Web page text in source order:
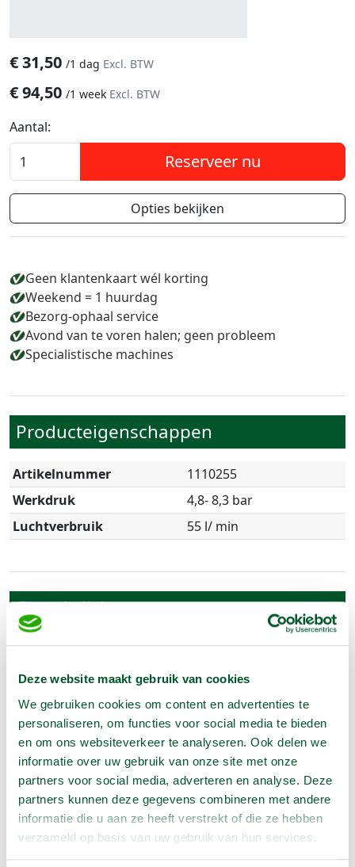
Deze website maakt gebruik van cookies
We gebruiken cookies om content en advertenties te
personaliseren, om functies voor social media te bieden
en om ons websiteverkeer te analyseren. Ook delen we
informatie over uw gebruik van onze site met onze
partners voor social media, adverteren en analyse. Deze
partners kunnen deze gegevens combineren met andere
informatie die u aan ze heeft verstrekt of die ze hebben
verzameld op basis van uw gebruik van hun services.
€31,50 /1 dag Excl. BTW
€94,50 /1 week Excl. BTW
Aantal:
Reserveer nu
Opties bekijken
Geen klantenkaart wél korting
Weekend = 1 huurdag
Bezorg-ophaal service
Avond van te voren halen; geen probleem
Specialistische machines
Producteigenschappen
Artikelnummer
1110255
Werkdruk
4,8- 8,3 bar
Luchtverbruik
55 l/ min
Omschrijving
Op lucht, speciaal geschikt voor het bevestigen van
- Niet lengte 22- 38 mm
- Niet rugbreedte 9.5 mm.
Let op :Nieten zijn in diverse maten apart verkrijgbaar